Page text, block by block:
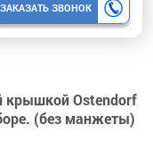
ЗАКАЗАТЬ ЗВОНОК
крышкой Ostendorf
(без манжеты)